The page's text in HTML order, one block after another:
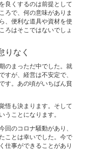
良くするのは前提として
ろで、何の意味がありま
、便利な道具や資材を使
ろはそこではないでしょ
りなく
のまっただ中でした。就
が、経営は不安定で、
す。あの頃がいちばん貧
悟も決まります。そして
ことになります。
のコロナ騒動があり、
ことは幸いでした。今で
仕事ができることがあり